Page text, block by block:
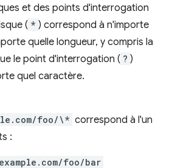
et des points d'interrogation
( * ) correspond à n'importe
quelle longueur, y compris la
le point d'interrogation ( ? )
quel caractère.
foo/\* correspond à l'un
:
foo/bar